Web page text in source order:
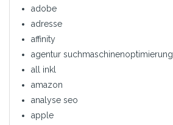
adobe
adresse
affinity
agentur suchmaschinenoptimierung
all inkl
amazon
analyse seo
apple